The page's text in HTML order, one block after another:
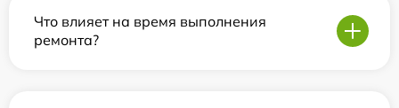
Что влияет на время выполнения
ремонта?